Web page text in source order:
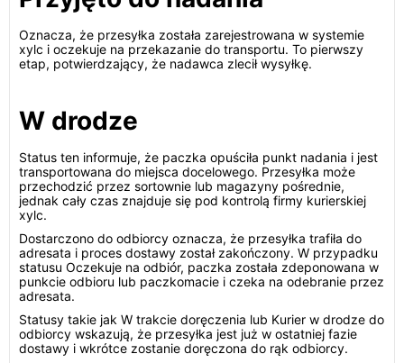
Oznacza, że przesyłka została zarejestrowana w systemie
xylc i oczekuje na przekazanie do transportu. To pierwszy
etap, potwierdzający, że nadawca zlecił wysyłkę.
W drodze
Status ten informuje, że paczka opuściła punkt nadania i jest
transportowana do miejsca docelowego. Przesyłka może
przechodzić przez sortownie lub magazyny pośrednie,
jednak cały czas znajduje się pod kontrolą firmy kurierskiej
xylc.
Dostarczono do odbiorcy oznacza, że przesyłka trafiła do
adresata i proces dostawy został zakończony. W przypadku
statusu Oczekuje na odbiór, paczka została zdeponowana w
punkcie odbioru lub paczkomacie i czeka na odebranie przez
adresata.
Statusy takie jak W trakcie doręczenia lub Kurier w drodze do
odbiorcy wskazują, że przesyłka jest już w ostatniej fazie
dostawy i wkrótce zostanie doręczona do rąk odbiorcy.